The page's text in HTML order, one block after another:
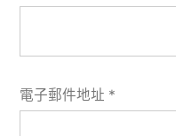
電子郵件地址 *